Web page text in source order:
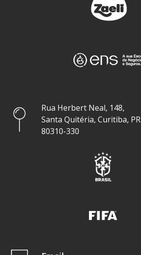
Rua Herbert Neal, 148,
Santa Quitéria, Curitiba, PR
80310-330